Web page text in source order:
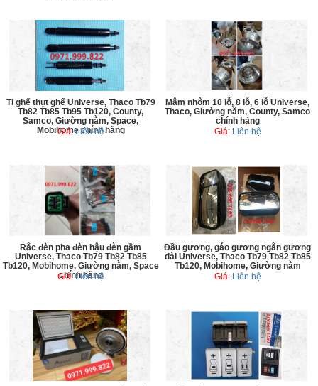
Ti ghế thụt ghế Universe, Thaco Tb79
Tb82 Tb85 Tb95 Tb120, County,
Samco, Giường nằm, Space,
Mobihome chính hãng
Giá:Liên hệ
Mâm nhôm 10 lỗ, 8 lỗ, 6 lỗ Universe,
Thaco, Giường nằm, County, Samco
chính hãng
Giá: Liên hệ
Rắc đèn pha đèn hậu đèn gầm
Universe, Thaco Tb79 Tb82 Tb85
Tb120, Mobihome, Giường nằm, Space
chính hãng
Giá:Liên hệ
Đầu gương, gáo gương ngắn gương
dài Universe, Thaco Tb79 Tb82 Tb85
Tb120, Mobihome, Giường nằm
Giá: Liên hệ